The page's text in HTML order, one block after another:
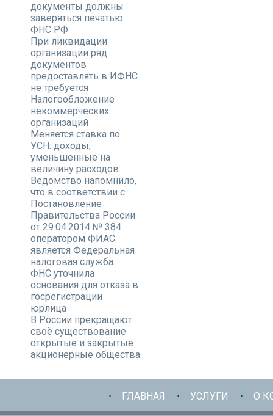
документы должны
заверяться печатью
ФНС РФ
При ликвидации
организации ряд
документов
предоставлять в ИФНС
не требуется
Налогообложение
некоммерческих
организаций
Меняется ставка по
УСН: доходы,
уменьшенные на
величину расходов.
Ведомство напомнило,
что в соответствии с
Постановление
Правительства России
от 29.04.2014 № 384
оператором ФИАС
является Федеральная
налоговая служба.
ФНС уточнила
основания для отказа в
госрегистрации
юрлица
В России прекращают
своё существование
открытые и закрытые
акционерные общества
ГЛАВНАЯ УСЛУГИ О